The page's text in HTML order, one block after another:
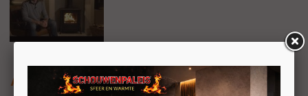
Altech Torus Depot Hybride-e